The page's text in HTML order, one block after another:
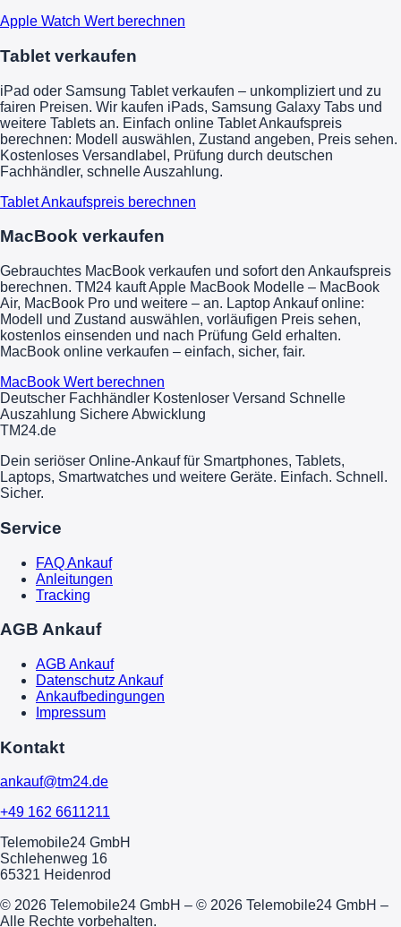
Apple Watch Wert berechnen
Tablet verkaufen
iPad oder Samsung Tablet verkaufen – unkompliziert und zu
fairen Preisen. Wir kaufen iPads, Samsung Galaxy Tabs und
weitere Tablets an. Einfach online Tablet Ankaufspreis
berechnen: Modell auswählen, Zustand angeben, Preis sehen.
Kostenloses Versandlabel, Prüfung durch deutschen
Fachhändler, schnelle Auszahlung.
Tablet Ankaufspreis berechnen
MacBook verkaufen
Gebrauchtes MacBook verkaufen und sofort den Ankaufspreis
berechnen. TM24 kauft Apple MacBook Modelle – MacBook
Air, MacBook Pro und weitere – an. Laptop Ankauf online:
Modell und Zustand auswählen, vorläufigen Preis sehen,
kostenlos einsenden und nach Prüfung Geld erhalten.
MacBook online verkaufen – einfach, sicher, fair.
MacBook Wert berechnen
Deutscher Fachhändler Kostenloser Versand Schnelle
Auszahlung Sichere Abwicklung
TM24.de
Dein seriöser Online-Ankauf für Smartphones, Tablets,
Laptops, Smartwatches und weitere Geräte. Einfach. Schnell.
Sicher.
Service
FAQ Ankauf
Anleitungen
Tracking
AGB Ankauf
AGB Ankauf
Datenschutz Ankauf
Ankaufbedingungen
Impressum
Kontakt
ankauf@tm24.de
+49 162 6611211
Telemobile24 GmbH
Schlehenweg 16
65321 Heidenrod
© 2026 Telemobile24 GmbH – © 2026 Telemobile24 GmbH –
Alle Rechte vorbehalten.